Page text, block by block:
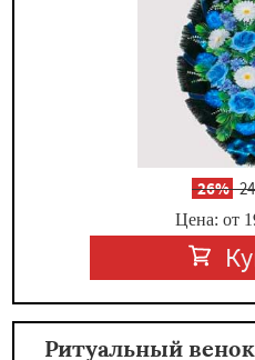
-26%
Цена: от
Ритуальный